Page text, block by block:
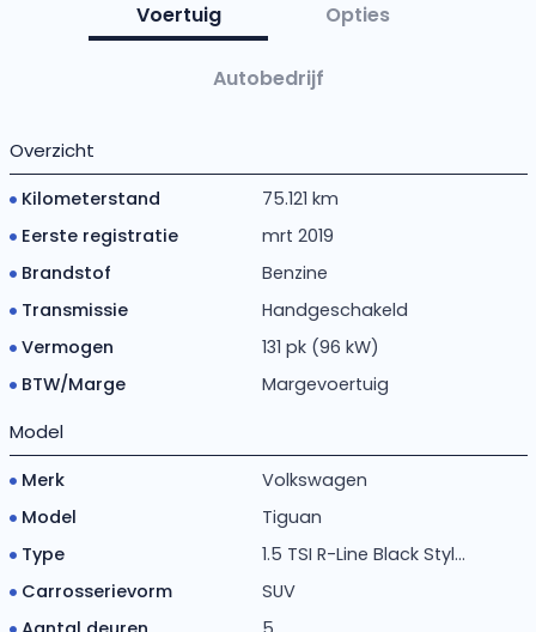
Voertuig Opties
Autobedrijf
Overzicht
Kilometerstand
75.121 km
Eerste registratie
mrt 2019
Brandstof
Benzine
Transmissie
Handgeschakeld
Vermogen
131 pk (96 kW)
BTW/Marge
Margevoertuig
Model
Merk
Volkswagen
Model
Tiguan
Type
1.5 TSI R-Line Black Styl...
Carrosserievorm
SUV